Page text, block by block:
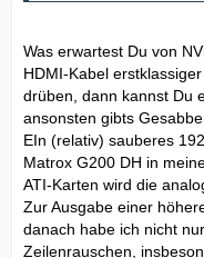
Was erwartest Du von
HDMI-Kabel
drüben, dann kannst Du
ansonsten gibts
EIn (relativ) sauberes
Matrox G200 DH in
ATI-Karten wird die
Zur Ausgabe einer
danach habe ich nicht
Zeilenrauschen,